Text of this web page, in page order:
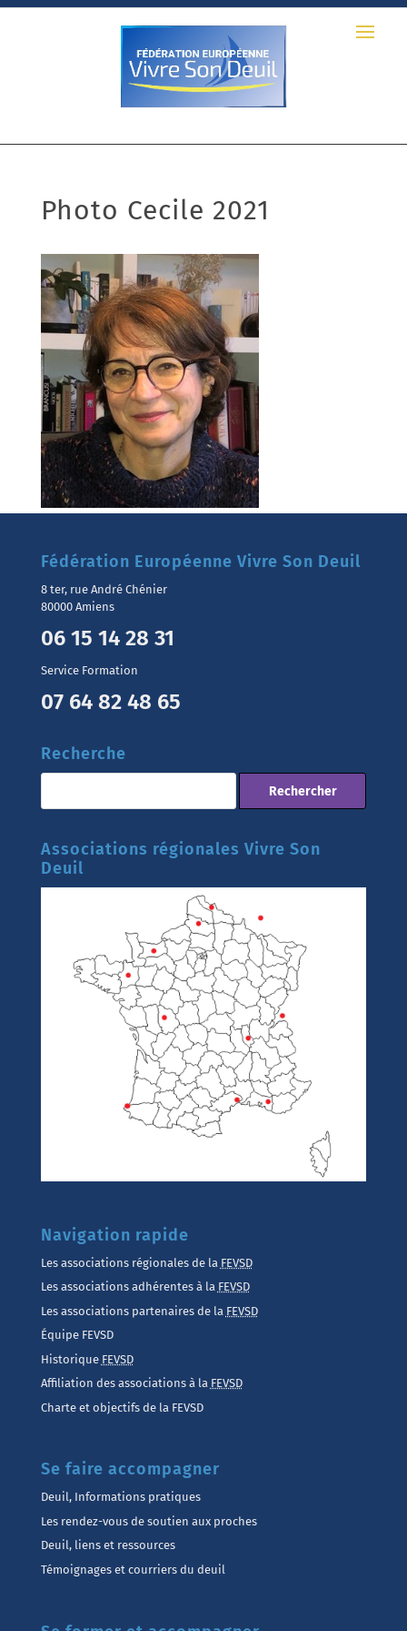
Photo Cecile 2021
Fédération Européenne Vivre Son Deuil
8 ter, rue André Chénier
80000 Amiens
06 15 14 28 31
Service Formation
07 64 82 48 65
Recherche
Associations régionales Vivre Son
Deuil
Navigation rapide
Les associations régionales de la FEVSD
Les associations adhérentes à la FEVSD
Les associations partenaires de la FEVSD
Équipe FEVSD
Historique FEVSD
Affiliation des associations à la FEVSD
Charte et objectifs de la FEVSD
Se faire accompagner
Deuil, Informations pratiques
Les rendez-vous de soutien aux proches
Deuil, liens et ressources
Témoignages et courriers du deuil